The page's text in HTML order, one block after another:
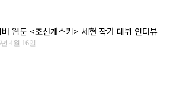
버 웹툰 <조선개스키> 세현 작가 데뷔 인터뷰
4월 16일